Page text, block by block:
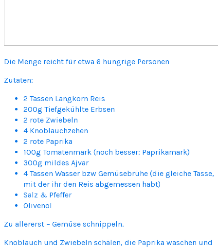
Die Menge reicht für etwa 6 hungrige Personen
Zutaten:
2 Tassen Langkorn Reis
200g Tiefgekühlte Erbsen
2 rote Zwiebeln
4 Knoblauchzehen
2 rote Paprika
100g Tomatenmark (noch besser: Paprikamark)
300g mildes Ajvar
4 Tassen Wasser bzw Gemüsebrühe (die gleiche Tasse,
mit der ihr den Reis abgemessen habt)
Salz & Pfeffer
Olivenöl
Zu allererst – Gemüse schnippeln.
Knoblauch und Zwiebeln schälen, die Paprika waschen und